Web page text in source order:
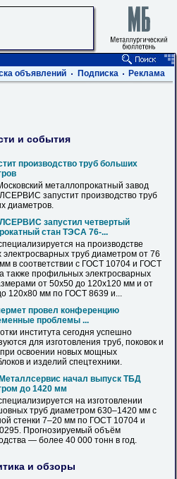
объявлений Подписка Реклама
и события
производство труб больших
металлопрокатный завод
запустит производство труб
диаметров.
запустил четвертый
стан ТЭСА 76-...
на производстве
электросварных труб диаметром от 76
в соответствии с ГОСТ 10704 и ГОСТ
также профильных электросварных
от 50х50 до 120х120 мм и от
120х80 мм по ГОСТ 8639 и...
провел конференцию
проблемы ...
института сегодня успешно
для изготовления труб, поковок и
при освоении новых мощных
и изделий спецтехники.
начал выпуск ТБД
до 1420 мм
на изготовлении
труб диаметром 630–1420 мм с
стенки 7–20 мм по ГОСТ 10704 и
Прогнозируемый объём
— более 40 000 тонн в год.
и обзоры